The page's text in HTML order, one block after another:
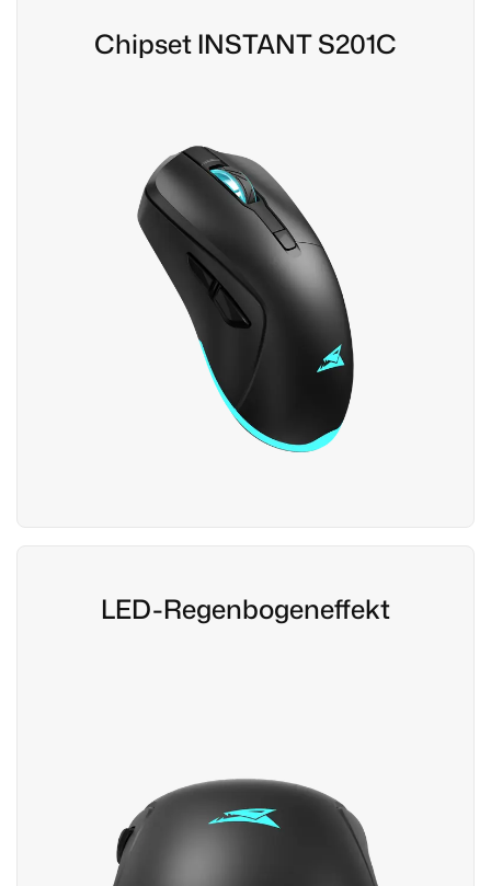
Chipset INSTANT S201C
LED-Regenbogeneffekt